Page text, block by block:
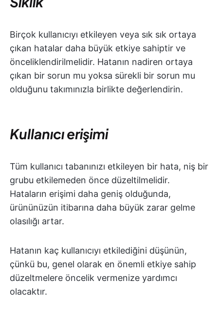
Birçok kullanıcıyı etkileyen veya sık sık ortaya
çıkan hatalar daha büyük etkiye sahiptir ve
önceliklendirilmelidir. Hatanın nadiren ortaya
çıkan bir sorun mu yoksa sürekli bir sorun mu
olduğunu takımınızla birlikte değerlendirin.
Kullanıcı erişimi
Tüm kullanıcı tabanınızı etkileyen bir hata, niş bir
grubu etkilemeden önce düzeltilmelidir.
Hataların erişimi daha geniş olduğunda,
ürününüzün itibarına daha büyük zarar gelme
olasılığı artar.
Hatanın kaç kullanıcıyı etkilediğini düşünün,
çünkü bu, genel olarak en önemli etkiye sahip
düzeltmelere öncelik vermenize yardımcı
olacaktır.